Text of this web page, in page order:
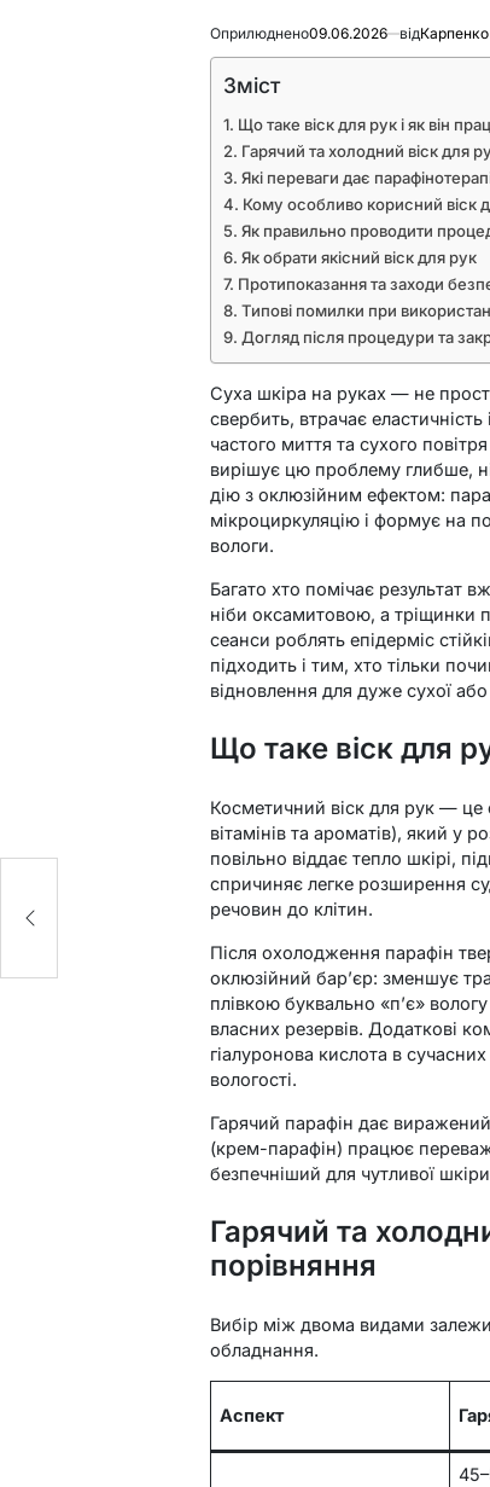
Оприлюднено09.06.2026 від
Зміст
Що таке віск для рук і як він
Гарячий та холодний віск для
Які переваги дає
Кому особливо корисний віск
Як правильно проводити
Як обрати якісний віск для рук
Протипоказання та заходи
Типові помилки при
Догляд після процедури та
Суха шкіра на руках — не
свербить, втрачає
частого миття та сухого
вирішує цю проблему глибше,
дію з оклюзійним ефектом:
мікроциркуляцію і формує на
вологи.
Багато хто помічає результат
ніби оксамитовою, а тріщинки
сеанси роблять епідерміс
підходить і тим, хто тільки
відновлення для дуже сухої або
Що таке віск для
Косметичний віск для рук —
вітамінів та ароматів), який у
повільно віддає тепло шкірі,
спричиняє легке розширення
речовин до клітин.
Після охолодження парафін
оклюзійний бар’єр: зменшує
плівкою буквально «п’є»
власних резервів. Додаткові
гіалуронова кислота в
вологості.
Гарячий парафін дає
(крем-парафін) працює
безпечніший для чутливої
Гарячий та
порівняння
Вибір між двома видами
обладнання.
Аспект